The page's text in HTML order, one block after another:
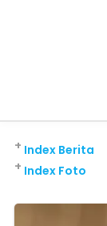
Index Berita
+
Index Foto
+